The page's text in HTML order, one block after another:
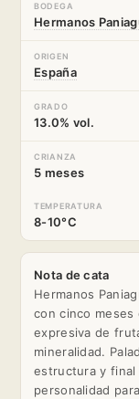
BODEGA
Hermanos
ORIGEN
España
GRADO
13.0% vol.
CRIANZA
5 meses
TEMPERATURA
8-10°C
Nota de cata
Hermanos
con cinco meses
expresiva de
mineralidad.
estructura y
personalidad